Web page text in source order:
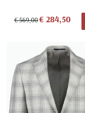
€ 569,00€ 284,50